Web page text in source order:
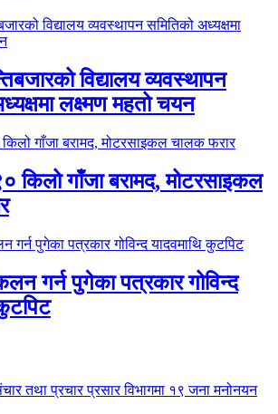
विद्यालय व्यवस्थापन
लक्ष्मण महतो चयन
९० किलो गाँजा बरामद, मोटरसाइकल
गर्न पुगेका पत्रकार गोविन्द